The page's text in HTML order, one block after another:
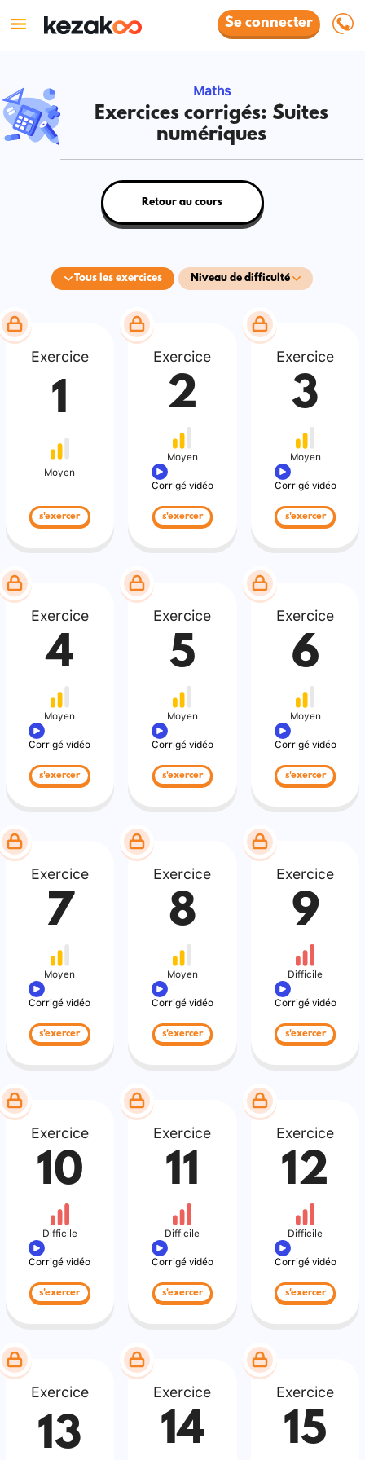
Se connecter
Maths
Exercices corrigés: Suites
numériques
Tous les exercices Niveau de difficulté
Retour au cours
Exercice
1
Moyen
s'exercer
Exercice
2
Moyen
Corrigé vidéo
s'exercer
Exercice
3
Moyen
Corrigé vidéo
s'exercer
Exercice
4
Moyen
Corrigé vidéo
s'exercer
Exercice
5
Moyen
Corrigé vidéo
s'exercer
Exercice
6
Moyen
Corrigé vidéo
s'exercer
Exercice
7
Moyen
Corrigé vidéo
s'exercer
Exercice
8
Moyen
Corrigé vidéo
s'exercer
Exercice
9
Difficile
Corrigé vidéo
s'exercer
Exercice
10
Difficile
Corrigé vidéo
s'exercer
Exercice
11
Difficile
Corrigé vidéo
s'exercer
Exercice
12
Difficile
Corrigé vidéo
s'exercer
Exercice
13
Exercice
14
Exercice
15